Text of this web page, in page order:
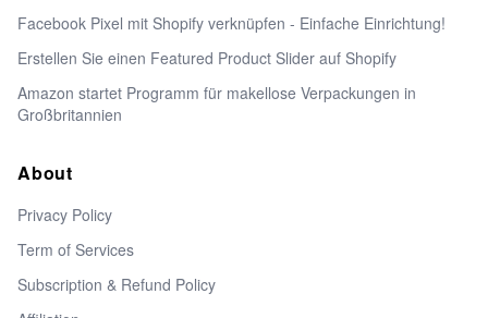
Facebook Pixel mit Shopify verknüpfen - Einfache Einrichtung!
Erstellen Sie einen Featured Product Slider auf Shopify
Amazon startet Programm für makellose Verpackungen in
Großbritannien
About
Privacy Policy
Term of Services
Subscription & Refund Policy